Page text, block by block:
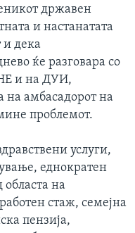
државен
и настанатата
и дека
ќе разговара со
и на ДУИ,
на амбасадорот на
проблемот.
услуги,
еднократен
на
стаж, семејна
пензија,